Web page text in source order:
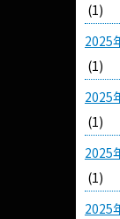
(1)
2025
(1)
2025
(1)
2025
(1)
2025